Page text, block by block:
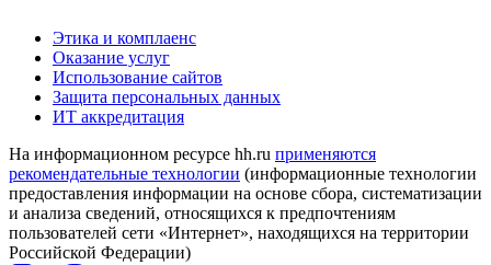
Этика и комплаенс
Оказание услуг
Использование сайтов
Защита персональных данных
ИТ аккредитация
На информационном ресурсе hh.ru применяются
рекомендательные технологии (информационные технологии
предоставления информации на основе сбора, систематизации
и анализа сведений, относящихся к предпочтениям
пользователей сети «Интернет», находящихся на территории
Российской Федерации)